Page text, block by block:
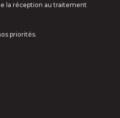
la réception au traitement
priorités.